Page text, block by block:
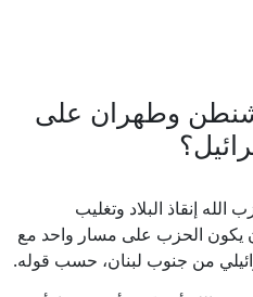
وطهران على
إنقاذ البلاد وتغليب
يكون الحزب على مسار واحد مع
من جنوب لبنان، حسب قوله.